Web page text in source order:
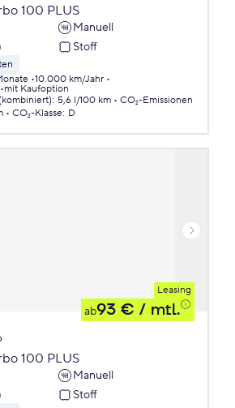
100 PLUS
Manuell
Stoff
10.000 km/Jahr
mit Kaufoption
: 5,6 l/100 km
CO₂-Emissionen
CO₂-Klasse: D
Leasing
ab93 € / mtl.
100 PLUS
Manuell
Stoff